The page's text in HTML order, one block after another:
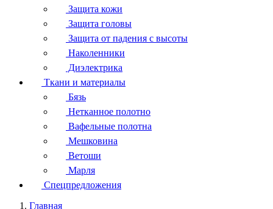
Защита кожи
Защита головы
Защита от падения с высоты
Наколенники
Диэлектрика
Ткани и материалы
Бязь
Нетканное полотно
Вафельные полотна
Мешковина
Ветоши
Марля
Спецпредложения
Главная